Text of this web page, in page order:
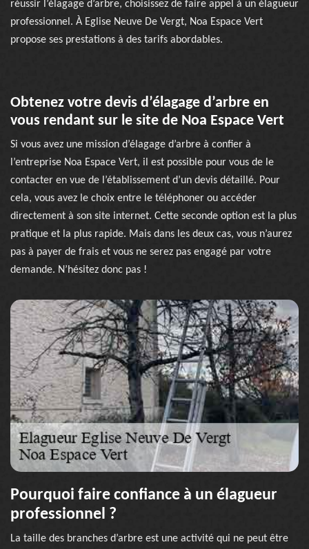
réussir l’élagage d’arbre, choisissez de faire appel à un élagueur
professionnel. À Eglise Neuve De Vergt, Noa Espace Vert
propose ses prestations à des tarifs abordables.
Obtenez votre devis d’élagage d’arbre en
vous rendant sur le site de Noa Espace Vert
Si vous avez une mission d’élagage d’arbre à confier à
l’entreprise Noa Espace Vert, il est possible pour vous de le
contacter en vue de l’établissement d’un devis détaillé. Pour
cela, vous avez le choix entre le téléphoner ou accéder
directement à son site internet. Cette seconde option est la plus
pratique et la plus rapide. Mais dans les deux cas, vous n’aurez
pas à payer de frais et vous ne serez pas engagé par votre
demande. N’hésitez donc pas !
Pourquoi faire confiance à un élagueur
professionnel ?
La taille des branches d’arbre est une activité qui ne peut être